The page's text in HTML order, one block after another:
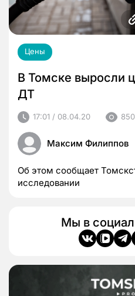
Цены
В Томске выросли
ДТ
17:01 / 08.04.20
Максим Филиппов
Об этом сообщает
исследовании
Мы в